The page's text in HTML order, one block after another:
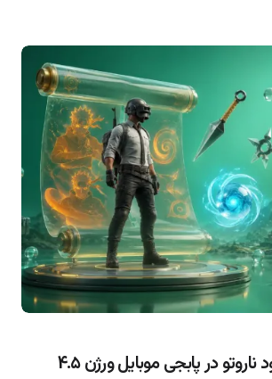
در پابجی موبایل ورژن ۴.۵